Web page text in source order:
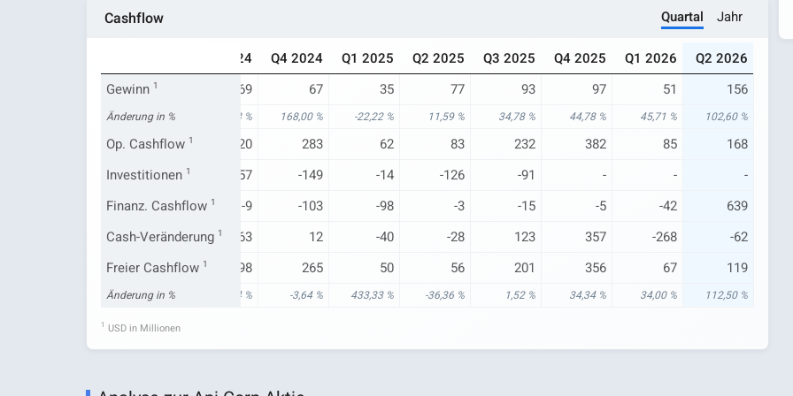
Cashflow Quartal Jahr
Q3 2024 Q4 2024 Q1 2025 Q2 2025 Q3 2025 Q4 2025 Q1 2026
Q2 2026
Gewinn 1
45 69 67 35 77 93 97 51 156
Änderung in %
73,08 % 43,75 % 27,78 % 168,00 % -22,22 % 11,59 % 34,78 % 44,78 % 45,71 % 102,60 %
Op. Cashflow 1
7 110 220 283 62 83 232 382 85
168
Investitionen 1
-22 -601 -57 -149 -14 -126 -91 - -
-
Finanz. Cashflow 1
-213 570 -9 -103 -98 -3 -15 -5 -42
639
Cash-Veränderung 1
-232 78 163 12 -40 -28 123 357 -268
-62
Freier Cashflow 1
-15 88 198 265 50 56 201 356 67 119
Änderung in %
31,82 % 79,59 % 57,14 % -3,64 % 433,33 % -36,36 % 1,52 % 34,34 % 34,00 % 112,50 %
1 USD in Millionen